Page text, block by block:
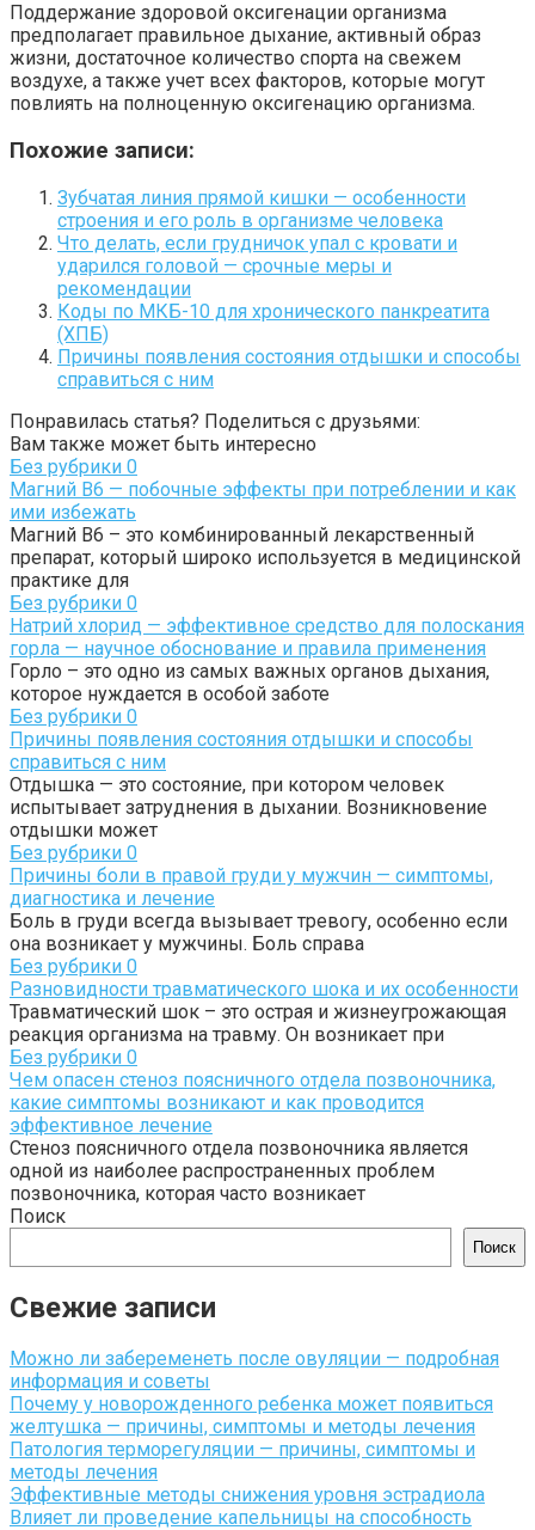
Поддержание здоровой оксигенации организма
предполагает правильное дыхание, активный образ
жизни, достаточное количество спорта на свежем
воздухе, а также учет всех факторов, которые могут
повлиять на полноценную оксигенацию организма.
Похожие записи:
Зубчатая линия прямой кишки — особенности
строения и его роль в организме человека
Что делать, если грудничок упал с кровати и
ударился головой — срочные меры и
рекомендации
Коды по МКБ-10 для хронического панкреатита
(ХПБ)
Причины появления состояния отдышки и способы
справиться с ним
Понравилась статья? Поделиться с друзьями:
Вам также может быть интересно
Без рубрики 0
Магний В6 — побочные эффекты при потреблении и как
ими избежать
Магний В6 – это комбинированный лекарственный
препарат, который широко используется в медицинской
практике для
Без рубрики 0
Натрий хлорид — эффективное средство для полоскания
горла — научное обоснование и правила применения
Горло – это одно из самых важных органов дыхания,
которое нуждается в особой заботе
Без рубрики 0
Причины появления состояния отдышки и способы
справиться с ним
Отдышка — это состояние, при котором человек
испытывает затруднения в дыхании. Возникновение
отдышки может
Без рубрики 0
Причины боли в правой груди у мужчин — симптомы,
диагностика и лечение
Боль в груди всегда вызывает тревогу, особенно если
она возникает у мужчины. Боль справа
Без рубрики 0
Разновидности травматического шока и их особенности
Травматический шок – это острая и жизнеугрожающая
реакция организма на травму. Он возникает при
Без рубрики 0
Чем опасен стеноз поясничного отдела позвоночника,
какие симптомы возникают и как проводится
эффективное лечение
Стеноз поясничного отдела позвоночника является
одной из наиболее распространенных проблем
позвоночника, которая часто возникает
Поиск
Поиск
Свежие записи
Можно ли забеременеть после овуляции — подробная
информация и советы
Почему у новорожденного ребенка может появиться
желтушка — причины, симптомы и методы лечения
Патология терморегуляции — причины, симптомы и
методы лечения
Эффективные методы снижения уровня эстрадиола
Влияет ли проведение капельницы на способность